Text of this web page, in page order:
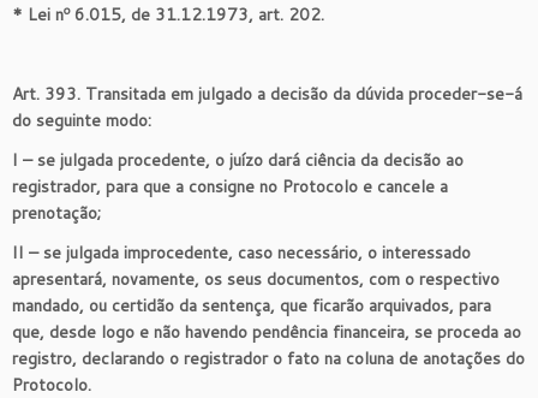
* Lei nº 6.015, de 31.12.1973, art. 202.
Art. 393. Transitada em julgado a decisão da dúvida proceder-se-á
do seguinte modo:
I – se julgada procedente, o juízo dará ciência da decisão ao
registrador, para que a consigne no Protocolo e cancele a
prenotação;
II – se julgada improcedente, caso necessário, o interessado
apresentará, novamente, os seus documentos, com o respectivo
mandado, ou certidão da sentença, que ficarão arquivados, para
que, desde logo e não havendo pendência financeira, se proceda ao
registro, declarando o registrador o fato na coluna de anotações do
Protocolo.